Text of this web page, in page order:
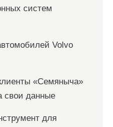
систем
Volvo
«Семяныча»
свои данные
для